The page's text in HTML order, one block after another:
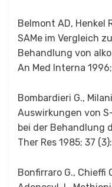
Belmont AD, Henkel
SAMe im Vergleich
Behandlung von
An Med Interna 1996;
Bombardieri G.,
Auswirkungen von
bei der Behandlung
Ther Res 1985; 37
Bonfirraro G., Chieffi